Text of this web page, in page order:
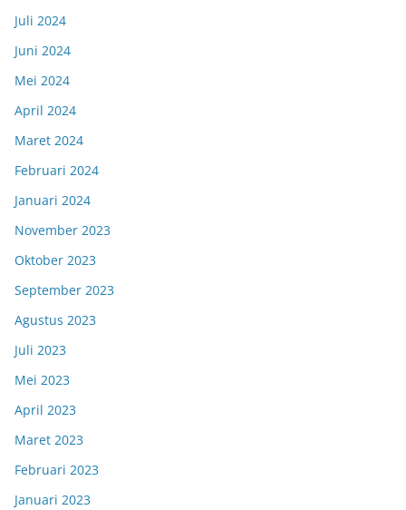
Juli 2024
Juni 2024
Mei 2024
April 2024
Maret 2024
Februari 2024
Januari 2024
November 2023
Oktober 2023
September 2023
Agustus 2023
Juli 2023
Mei 2023
April 2023
Maret 2023
Februari 2023
Januari 2023